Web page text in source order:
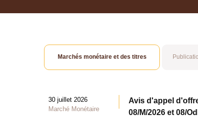
Marchés monétaire et des titres
30 juillet 2026
Marché Monétaire
Avis d'appel
08/M/2026 et 08/